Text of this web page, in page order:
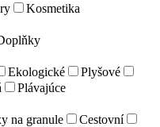
Kosmetika
Ekologické
Plyšové
Plávajúce
na granule
Cestovní